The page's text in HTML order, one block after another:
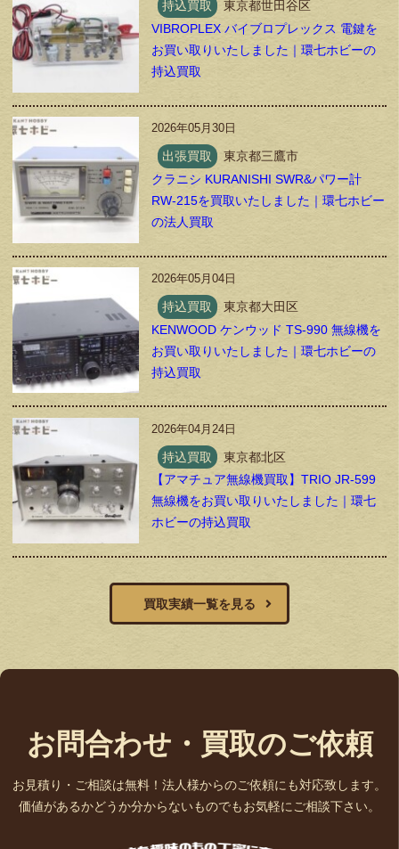
持込買取
東京都世田谷区
VIBROPLEX バイブロプレックス 電鍵を
お買い取りいたしました｜環七ホビーの
持込買取
2026年05月30日
出張買取
東京都三鷹市
クラニシ KURANISHI SWR&パワー計
RW-215を買取いたしました｜環七ホビー
の法人買取
2026年05月04日
持込買取
東京都大田区
KENWOOD ケンウッド TS-990 無線機を
お買い取りいたしました｜環七ホビーの
持込買取
2026年04月24日
持込買取
東京都北区
【アマチュア無線機買取】TRIO JR-599
無線機をお買い取りいたしました｜環七
ホビーの持込買取
買取実績一覧を見る
お問合わせ・買取のご依頼
お見積り・ご相談は無料！法人様からのご依頼にも対応致します。
価値があるかどうか分からないものでもお気軽にご相談下さい。